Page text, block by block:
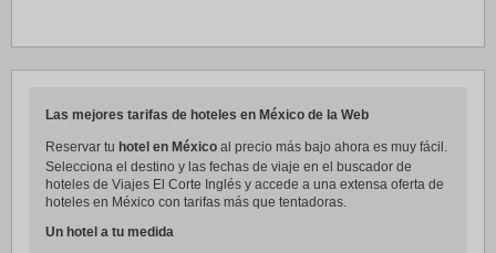
Las mejores tarifas de hoteles en México de la Web
Reservar tu hotel en México al precio más bajo ahora es muy fácil.
Selecciona el destino y las fechas de viaje en el buscador de
hoteles de Viajes El Corte Inglés y accede a una extensa oferta de
hoteles en México con tarifas más que tentadoras.
Un hotel a tu medida